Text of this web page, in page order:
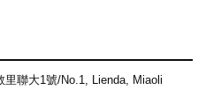
里聯大1號/No.1, Lienda, Miaoli